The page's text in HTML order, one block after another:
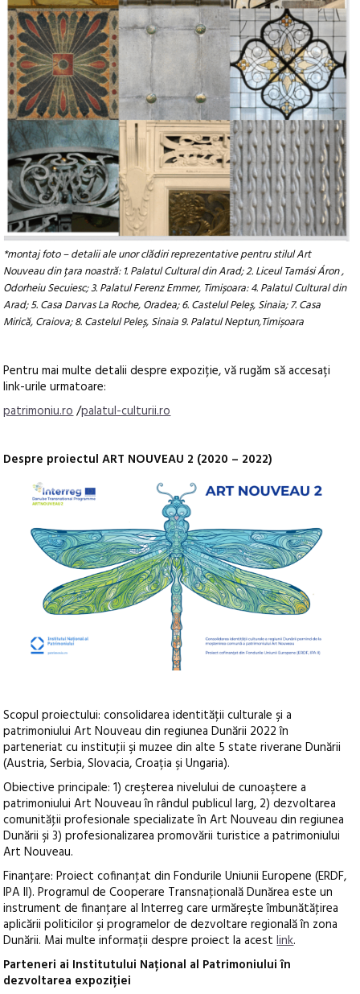
*montaj foto – detalii ale unor clădiri reprezentative pentru stilul Art
Nouveau din țara noastră: 1. Palatul Cultural din Arad; 2. Liceul Tamási Áron ,
Odorheiu Secuiesc; 3. Palatul Ferenz Emmer, Timișoara: 4. Palatul Cultural din
Arad; 5. Casa Darvas La Roche, Oradea; 6. Castelul Peleș, Sinaia; 7. Casa
Mirică, Craiova; 8. Castelul Peleș, Sinaia 9. Palatul Neptun,Timișoara
Pentru mai multe detalii despre expoziție, vă rugăm să accesați
link-urile urmatoare:
patrimoniu.ro/palatul-culturii.ro
Despre proiectul ART NOUVEAU 2 (2020 – 2022)
Scopul proiectului: consolidarea identității culturale şi a
patrimoniului Art Nouveau din regiunea Dunării 2022 în
parteneriat cu instituţii şi muzee din alte 5 state riverane Dunării
(Austria, Serbia, Slovacia, Croația şi Ungaria).
Obiective principale: 1) creşterea nivelului de cunoaştere a
patrimoniului Art Nouveau în rândul publicul larg, 2) dezvoltarea
comunităţii profesionale specializate în Art Nouveau din regiunea
Dunării şi 3) profesionalizarea promovării turistice a patrimoniului
Art Nouveau.
Finanțare: Proiect cofinanţat din Fondurile Uniunii Europene (ERDF,
IPA II). Programul de Cooperare Transnaţională Dunărea este un
instrument de finanţare al Interreg care urmăreşte îmbunătăţirea
aplicării politicilor şi programelor de dezvoltare regională în zona
Dunării. Mai multe informații despre proiect la acestlink.
Parteneri ai Institutului Național al Patrimoniului în
dezvoltarea expoziției